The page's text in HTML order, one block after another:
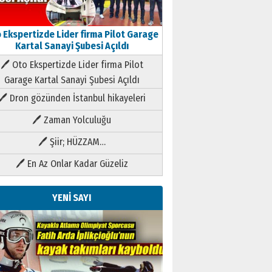
Ekspertizde Lider firma Pilot Garage
Kartal Sanayi Şubesi Açıldı
🖊 Oto Ekspertizde Lider firma Pilot
Garage Kartal Sanayi Şubesi Açıldı
Dron gözünden İstanbul hikayeleri
🖊 Zaman Yolculuğu
🖊 Şiir; HÜZZAM…
🖊 En Az Onlar Kadar Güzeliz
YENİ SAYI
Kenan GÜLERCİ
Metin Külünk: Aileyi Korumak